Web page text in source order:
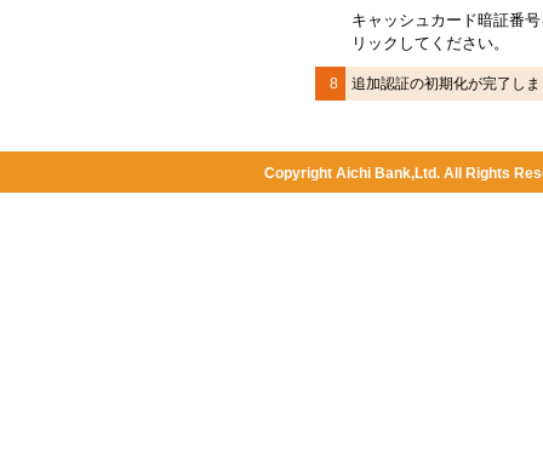
キャッシュカード暗証番
リックしてください。
8 追加認証の初期化が完了し
Copyright Aichi Bank,Ltd. All Rights